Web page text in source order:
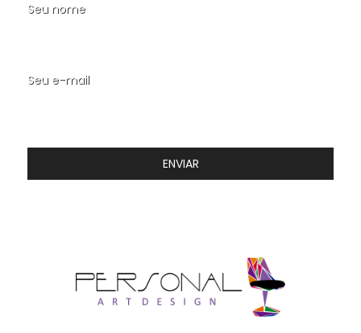
Seu nome
Seu e-mail
ENVIAR